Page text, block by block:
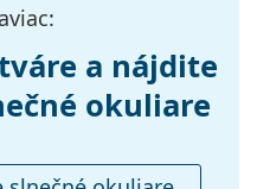
okuliarova
značiek.
a nájdite
okuliare